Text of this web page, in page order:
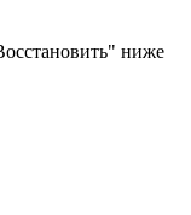
ниже